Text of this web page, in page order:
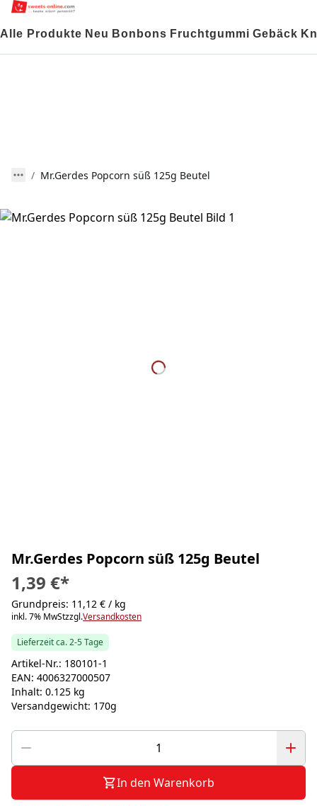
Alle Produkte Neu Bonbons Fruchtgummi Gebäck
Mr.Gerdes Popcorn süß 125g Beutel
Mr.Gerdes Popcorn süß 125g Beutel
1,39 €*
Grundpreis: 11,12 € / kg
inkl. 7% MwStzzgl.Versandkosten
Lieferzeit ca. 2-5 Tage
Artikel-Nr.: 180101-1
EAN: 4006327000507
Inhalt: 0.125 kg
Versandgewicht: 170g
In den Warenkorb